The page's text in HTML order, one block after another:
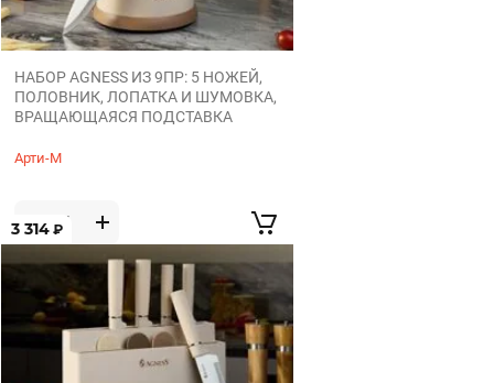
НАБОР AGNESS ИЗ 9ПР: 5 НОЖЕЙ,
ПОЛОВНИК, ЛОПАТКА И ШУМОВКА,
ВРАЩАЮЩАЯСЯ ПОДСТАВКА
Арти-М
3 314 ₽